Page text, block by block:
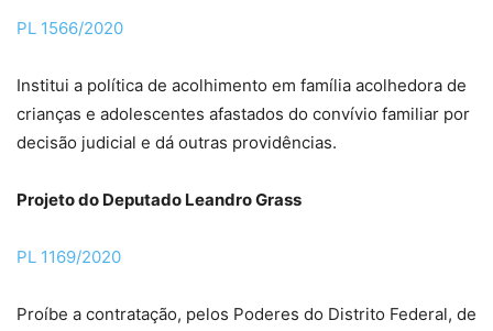
PL 1566/2020
Institui a política de acolhimento em família acolhedora de
crianças e adolescentes afastados do convívio familiar por
decisão judicial e dá outras providências.
Projeto do Deputado Leandro Grass
PL 1169/2020
Proíbe a contratação, pelos Poderes do Distrito Federal, de